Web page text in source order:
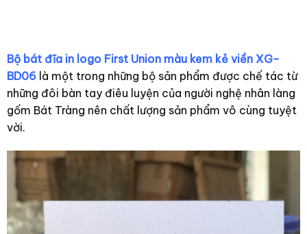
Bộ bát đĩa in logo First Union màu kem kẻ viền XG-
BD06 là một trong những bộ sản phẩm được chế tác từ
những đôi bàn tay điêu luyện của người nghệ nhân làng
gốm Bát Tràng nên chất lượng sản phẩm vô cùng tuyệt
vời.